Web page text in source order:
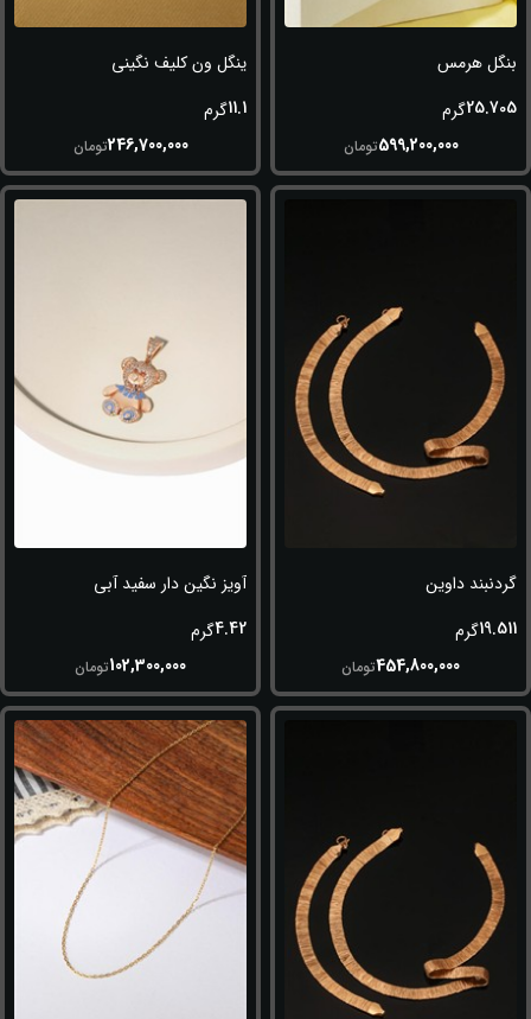
بنگل هرمس
25.705گرم
599,200,000تومان
ینگل ون کلیف نگینی
11.1گرم
246,700,000تومان
گردنبند داوین
19.511گرم
454,800,000تومان
آویز نگین دار سفید آبی
4.42گرم
102,300,000تومان